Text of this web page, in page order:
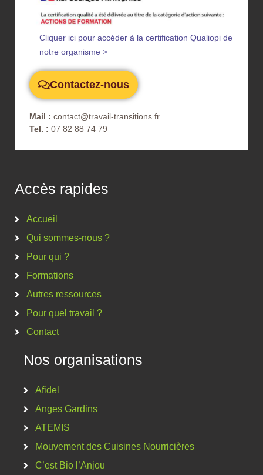
Cliquer ici pour accéder à la certification Qualiopi de
notre organisme >
Contactez-nous
Mail : contact@travail-transitions.fr
Tel. : 07 82 88 74 79
Accès rapides
Accueil
Qui sommes-nous ?
Pour qui ?
Formations
Autres ressources
Pour quel travail ?
Contact
Nos organisations
Afidel
Anges Gardins
ATEMIS
Mouvement des Cuisines Nourricières
C’est Bio l’Anjou